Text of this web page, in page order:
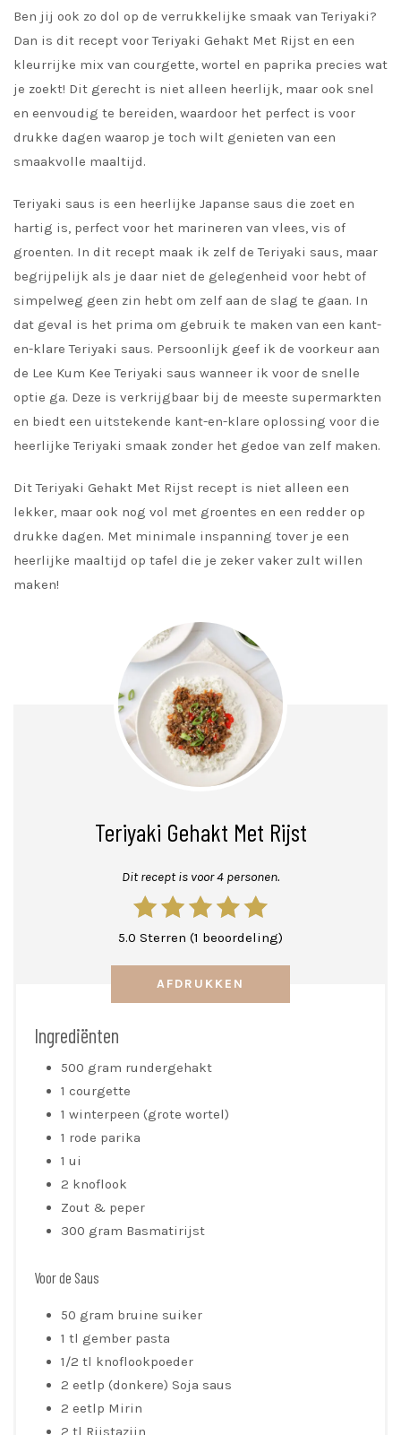
Ben jij ook zo dol op de verrukkelijke smaak van Teriyaki?
Dan is dit recept voor Teriyaki Gehakt Met Rijst en een
kleurrijke mix van courgette, wortel en paprika precies wat
je zoekt! Dit gerecht is niet alleen heerlijk, maar ook snel
en eenvoudig te bereiden, waardoor het perfect is voor
drukke dagen waarop je toch wilt genieten van een
smaakvolle maaltijd.
Teriyaki saus is een heerlijke Japanse saus die zoet en
hartig is, perfect voor het marineren van vlees, vis of
groenten. In dit recept maak ik zelf de Teriyaki saus, maar
begrijpelijk als je daar niet de gelegenheid voor hebt of
simpelweg geen zin hebt om zelf aan de slag te gaan. In
dat geval is het prima om gebruik te maken van een kant-
en-klare Teriyaki saus. Persoonlijk geef ik de voorkeur aan
de Lee Kum Kee Teriyaki saus wanneer ik voor de snelle
optie ga. Deze is verkrijgbaar bij de meeste supermarkten
en biedt een uitstekende kant-en-klare oplossing voor die
heerlijke Teriyaki smaak zonder het gedoe van zelf maken.
Dit Teriyaki Gehakt Met Rijst recept is niet alleen een
lekker, maar ook nog vol met groentes en een redder op
drukke dagen. Met minimale inspanning tover je een
heerlijke maaltijd op tafel die je zeker vaker zult willen
maken!
Teriyaki Gehakt Met Rijst
Dit recept is voor 4 personen.
5.0 Sterren (1 beoordeling)
AFDRUKKEN
Ingrediënten
500 gram rundergehakt
1 courgette
1 winterpeen (grote wortel)
1 rode parika
1 ui
2 knoflook
Zout & peper
300 gram Basmatirijst
Voor de Saus
50 gram bruine suiker
1 tl gember pasta
1/2 tl knoflookpoeder
2 eetlp (donkere) Soja saus
2 eetlp Mirin
2 tl Rijstazijn